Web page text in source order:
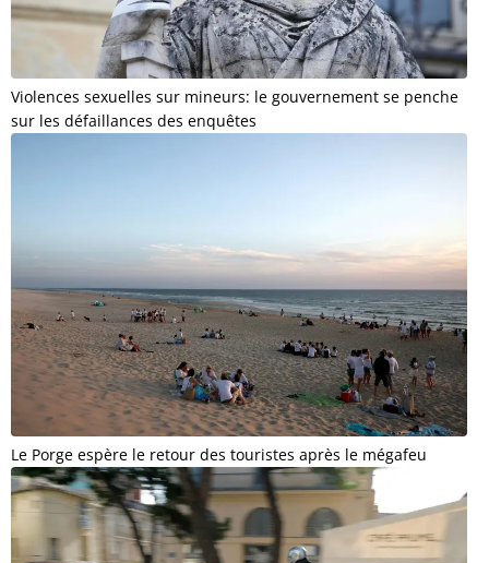
Violences sexuelles sur mineurs: le gouvernement se penche
sur les défaillances des enquêtes
Le Porge espère le retour des touristes après le mégafeu